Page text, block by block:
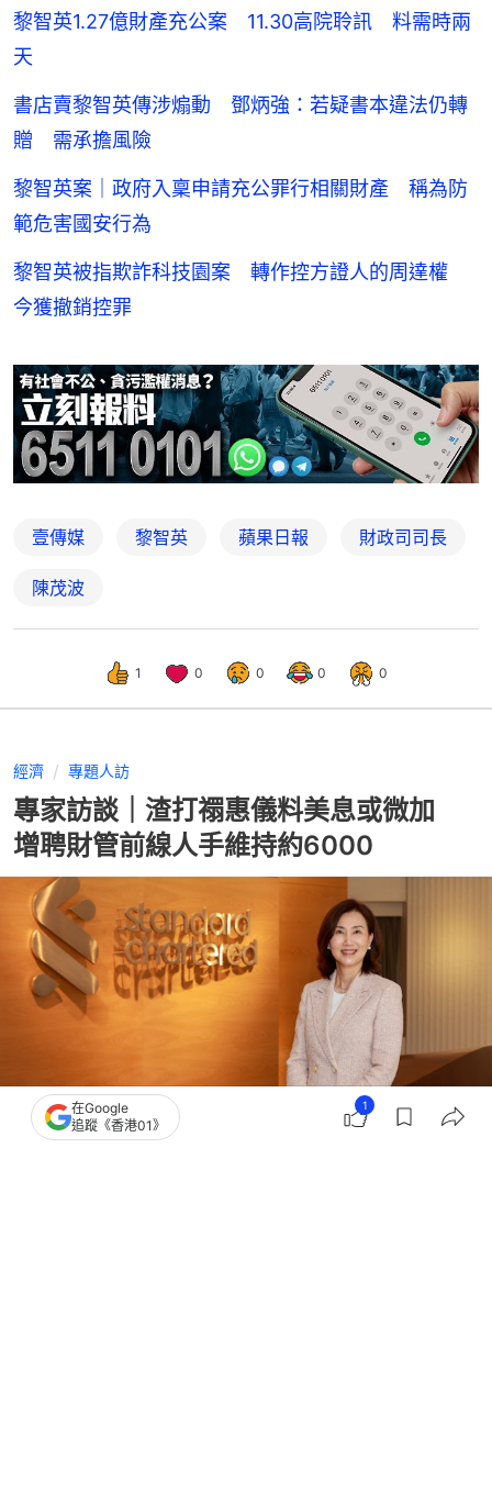
黎智英1.27億財產充公案 11.30高院聆訊 料需時兩
天
書店賣黎智英傳涉煽動 鄧炳強：若疑書本違法仍轉
贈 需承擔風險
黎智英案｜政府入稟申請充公罪行相關財產 稱為防
範危害國安行為
黎智英被指欺詐科技園案 轉作控方證人的周達權
今獲撤銷控罪
壹傳媒 黎智英 蘋果日報 財政司司長
陳茂波
1 0 0 0 0
經濟 專題人訪
專家訪談｜渣打禤惠儀料美息或微加
增聘財管前線人手維持約6000
在Google
追蹤《香港01》
1